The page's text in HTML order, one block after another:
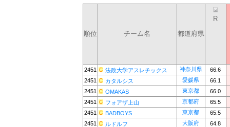
順位 チーム名 都道府県
R
2451 法政大学アスレチックス 神奈川県
66.6
2451
カタルシス 愛媛県
66.1
2451
OMAKAS 東京都
66.0
2451
フォアザ上山 京都府
65.5
2451
BADBOYS 東京都
65.5
2451
ルドルフ 大阪府
64.8